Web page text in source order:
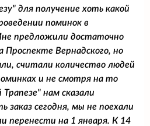
для получение хоть какой
поминок в
предложили достаточно
Проспекте Вернадского, но
считали количество людей
и не смотря на то
нам сказали
заказ сегодня, мы не поехали
перенести на 1 января. К 14